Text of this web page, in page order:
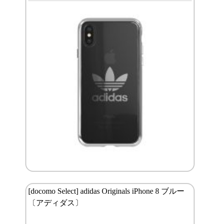
[docomo Select] adidas Originals iPhone 8 ブルー
〔アディダス〕